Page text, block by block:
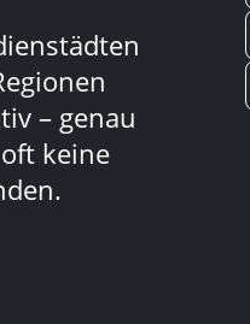
– genau
keine